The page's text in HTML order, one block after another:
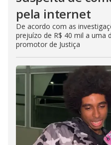
pela internet
De acordo com as
prejuízo de R$ 40 mil a uma
promotor de Justiça